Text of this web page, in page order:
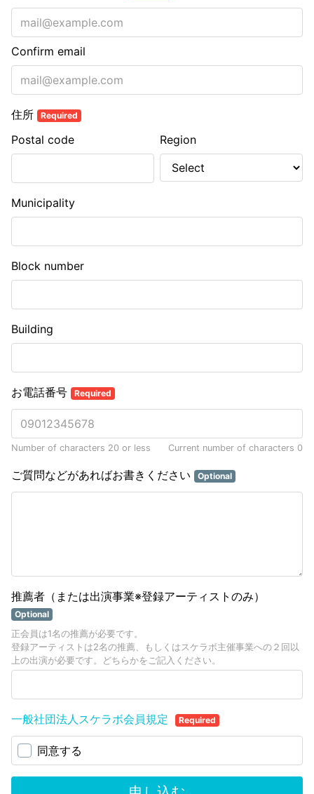
Confirm email
住所 Required
Postal code Region
Municipality
Block number
Building
お電話番号 Required
Number of characters 20 or less Current number of characters 0
ご質問などがあればお書きください Optional
推薦者（または出演事業※登録アーティストのみ）
Optional
正会員は1名の推薦が必要です。
登録アーティストは2名の推薦、もしくはスケラボ主催事業への２回以
上の出演が必要です。どちらかをご記入ください。
一般社団法人スケラボ会員規定 Required
同意する